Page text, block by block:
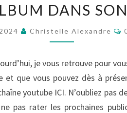
MINI
ALBUM
DANS
COFFRET
DANS
Christelle Alexandre
je vous retrouve pour
et que vous pouvez dès à
youtube ICI. N’oubliez pas
pas rater les prochaines